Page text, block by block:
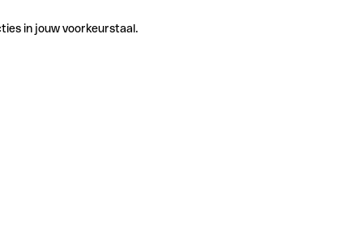
in jouw voorkeurstaal.